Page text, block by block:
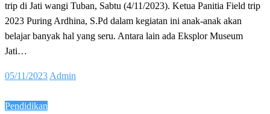
trip di Jati wangi Tuban, Sabtu (4/11/2023). Ketua Panitia Field trip
2023 Puring Ardhina, S.Pd dalam kegiatan ini anak-anak akan
belajar banyak hal yang seru. Antara lain ada Eksplor Museum
Jati…
Posted
05/11/2023 Admin
Pendidikan